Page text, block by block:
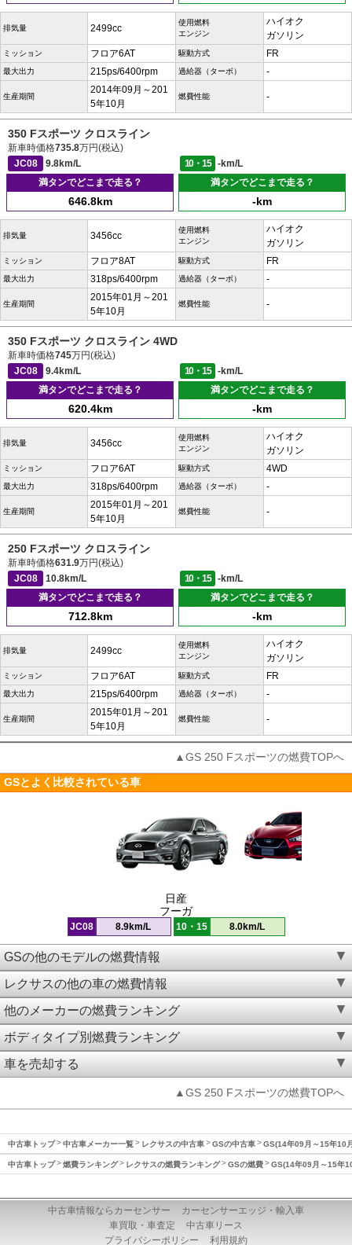
排気量 2499cc
使用燃料
エンジン
ハイオク
ガソリン
ミッション フロア6AT 駆動方式 FR
最大出力 215ps/6400rpm 過給器（ターボ） -
生産期間
2014年09月～201
5年10月
燃費性能 -
350 Fスポーツ クロスライン
新車時価格735.8万円(税込)
JC08
9.8km/L 10・15
-km/L
満タンでどこまで走る？
646.8km
満タンでどこまで走る？
-km
排気量 3456cc
使用燃料
エンジン
ハイオク
ガソリン
ミッション フロア8AT 駆動方式 FR
最大出力 318ps/6400rpm 過給器（ターボ） -
生産期間
2015年01月～201
5年10月
燃費性能 -
350 Fスポーツ クロスライン 4WD
新車時価格745万円(税込)
JC08
9.4km/L 10・15
-km/L
満タンでどこまで走る？
620.4km
満タンでどこまで走る？
-km
排気量 3456cc
使用燃料
エンジン
ハイオク
ガソリン
ミッション フロア6AT 駆動方式 4WD
最大出力 318ps/6400rpm 過給器（ターボ） -
生産期間
2015年01月～201
5年10月
燃費性能 -
250 Fスポーツ クロスライン
新車時価格631.9万円(税込)
JC08
10.8km/L 10・15
-km/L
満タンでどこまで走る？
712.8km
満タンでどこまで走る？
-km
排気量 2499cc
使用燃料
エンジン
ハイオク
ガソリン
ミッション フロア6AT 駆動方式 FR
最大出力 215ps/6400rpm 過給器（ターボ） -
生産期間
2015年01月～201
5年10月
燃費性能 -
▲GS 250 Fスポーツの燃費TOPへ
GSとよく比較されている車
日産
フーガ
JC08 8.9km/L 10・15 8.0km/L
GSの他のモデルの燃費情報
レクサスの他の車の燃費情報
他のメーカーの燃費ランキング
ボディタイプ別燃費ランキング
車を売却する
▲GS 250 Fスポーツの燃費TOPへ
中古車トップ 中古車メーカー一覧 レクサスの中古車 GSの中古車 GS(14年09月～15年10
中古車トップ 燃費ランキング レクサスの燃費ランキング GSの燃費 GS(14年09月～15年
中古車情報ならカーセンサー
カーセンサーエッジ・輸入車
車買取・車査定
中古車リース
プライバシーポリシー
利用規約